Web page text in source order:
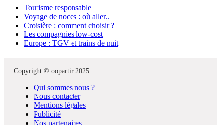
Tourisme responsable
Voyage de noces : où aller...
Croisière : comment choisir ?
Les compagnies low-cost
Europe : TGV et trains de nuit
Copyright © oopartir 2025
Qui sommes nous ?
Nous contacter
Mentions légales
Publicité
Nos partenaires